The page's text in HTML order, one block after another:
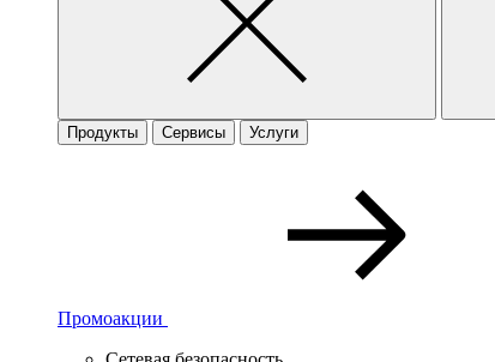
Продукты Сервисы Услуги
Промоакции